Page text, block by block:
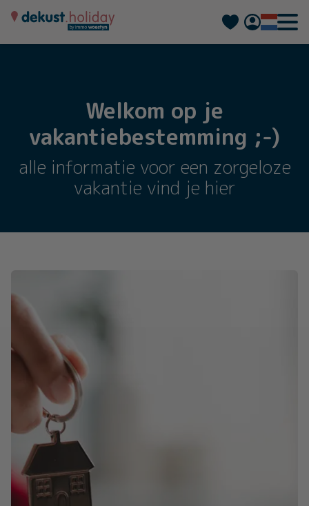
Français
Welkom op je
vakantiebestemming ;-)
alle informatie voor een zorgeloze
vakantie vind je hier